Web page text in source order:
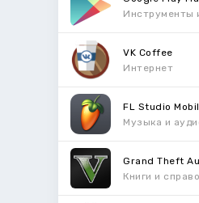
Инструменты
VK Coffee
Интернет
FL Studio
Музыка и
Книги и